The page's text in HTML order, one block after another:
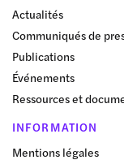
Actualités
Communiqués de
Publications
Événements
Ressources et
INFORMATION
Mentions légales